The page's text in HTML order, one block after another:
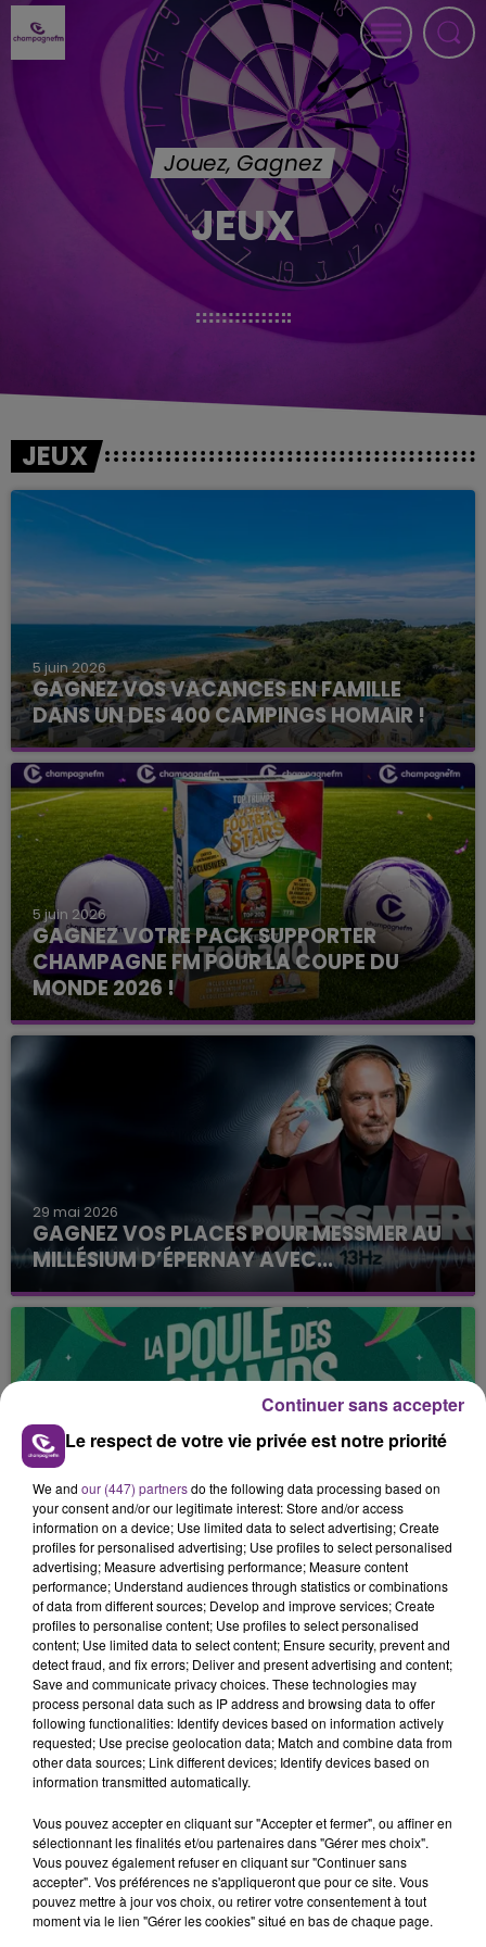
Jouez, Gagnez
JEUX
JEUX
5 juin 2026
GAGNEZ VOS VACANCES EN FAMILLE
DANS UN DES 400 CAMPINGS HOMAIR !
Le Club Champagne FM
5 juin 2026
GAGNEZ VOTRE PACK SUPPORTER
CHAMPAGNE FM POUR LA COUPE DU
MONDE 2026 !
La Famille de Champagne FM
29 mai 2026
GAGNEZ VOS PLACES POUR MESSMER AU
MILLÉSIUM D’ÉPERNAY AVEC...
Le Club Champagne FM
29 mai 2026
GAGNEZ VOS PLACES POUR LA POULE DES
CHAMPS
Le Club Champagne FM
29 mai 2026
GAGNEZ VOS PLACES VIP POUR LA SOIRÉE
La Famille Champagne FM
Le respect de votre vie privée est notre priorité
We and our (447) partnersdo the following data processing based on
your consent and/or our legitimate interest: Store and/or access
information on a device; Use limited data to select advertising; Create
profiles for personalised advertising; Use profiles to select personalised
advertising; Measure advertising performance; Measure content
performance; Understand audiences through statistics or combinations
of data from different sources; Develop and improve services; Create
profiles to personalise content; Use profiles to select personalised
content; Use limited data to select content; Ensure security, prevent and
detect fraud, and fix errors; Deliver and present advertising and content;
Save and communicate privacy choices. These technologies may
process personal data such as IP address and browsing data to offer
following functionalities: Identify devices based on information actively
requested; Use precise geolocation data; Match and combine data from
other data sources; Link different devices; Identify devices based on
information transmitted automatically.
Vous pouvez accepter en cliquant sur "Accepter et fermer", ou affiner en
sélectionnant les finalités et/ou partenaires dans "Gérer mes choix".
Vous pouvez également refuser en cliquant sur "Continuer sans
accepter". Vos préférences ne s'appliqueront que pour ce site. Vous
pouvez mettre à jour vos choix, ou retirer votre consentement à tout
moment via le lien "Gérer les cookies" situé en bas de chaque page.
Continuer sans accepter